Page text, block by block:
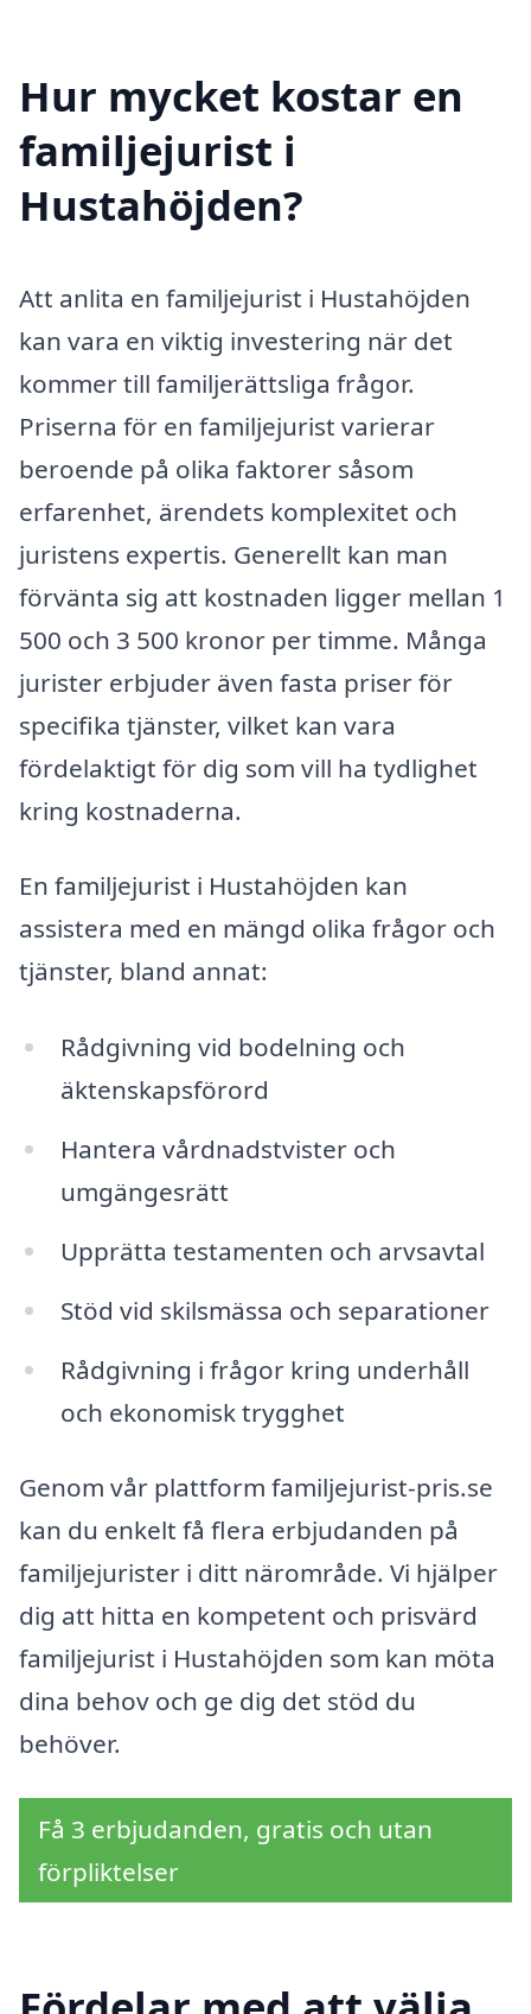
Hur mycket kostar en
familjejurist i
Hustahöjden?
Att anlita en familjejurist i Hustahöjden
kan vara en viktig investering när det
kommer till familjerättsliga frågor.
Priserna för en familjejurist varierar
beroende på olika faktorer såsom
erfarenhet, ärendets komplexitet och
juristens expertis. Generellt kan man
förvänta sig att kostnaden ligger mellan 1
500 och 3 500 kronor per timme. Många
jurister erbjuder även fasta priser för
specifika tjänster, vilket kan vara
fördelaktigt för dig som vill ha tydlighet
kring kostnaderna.
En familjejurist i Hustahöjden kan
assistera med en mängd olika frågor och
tjänster, bland annat:
Rådgivning vid bodelning och
äktenskapsförord
Hantera vårdnadstvister och
umgängesrätt
Upprätta testamenten och arvsavtal
Stöd vid skilsmässa och separationer
Rådgivning i frågor kring underhåll
och ekonomisk trygghet
Genom vår plattform familjejurist-pris.se
kan du enkelt få flera erbjudanden på
familjejurister i ditt närområde. Vi hjälper
dig att hitta en kompetent och prisvärd
familjejurist i Hustahöjden som kan möta
dina behov och ge dig det stöd du
behöver.
Få 3 erbjudanden, gratis och utan
förpliktelser